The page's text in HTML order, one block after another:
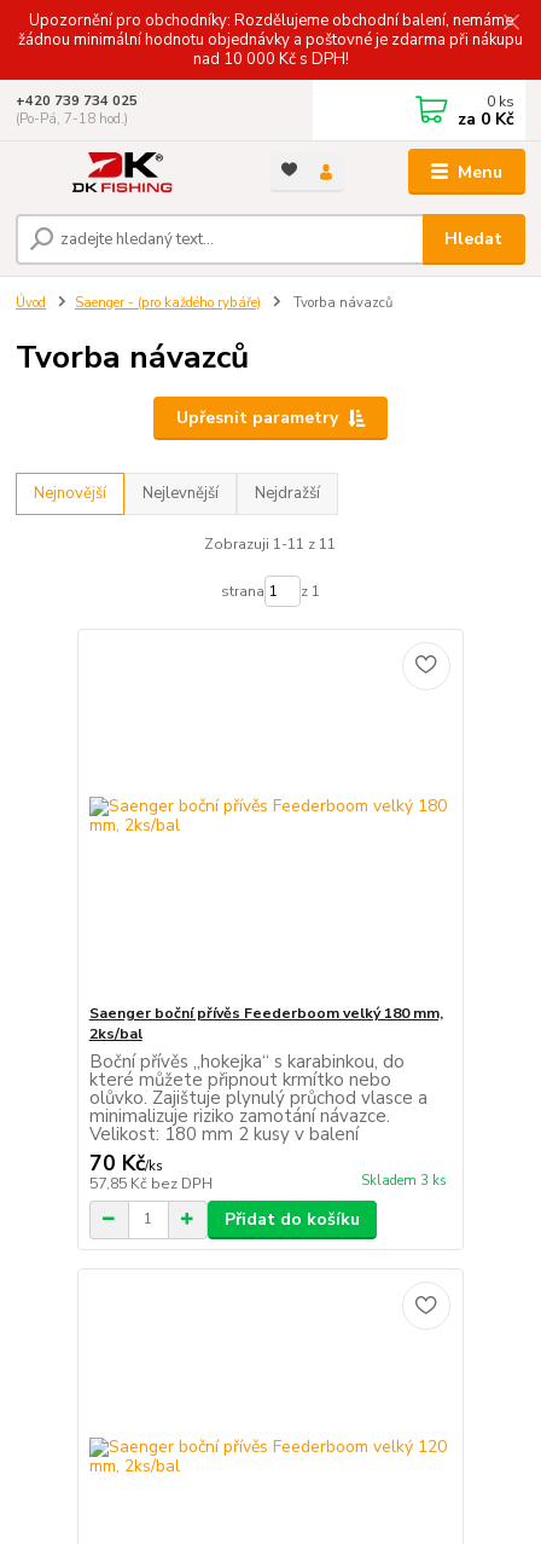
Upozornění pro obchodníky: Rozdělujeme obchodní balení, nemáme
žádnou minimální hodnotu objednávky a poštovné je zdarma při nákupu
nad 10 000 Kč s DPH!
Menu
Hledat
+420 739 734 025
(Po-Pá, 7-18 hod.)
0 ks
za 0 Kč
Úvod Saenger - (pro každého rybáře) Tvorba návazců
Tvorba návazců
Upřesnit parametry
Nejnovější Nejlevnější Nejdražší
Zobrazuji 1-11 z 11
strana z 1
Saenger boční přívěs Feederboom velký 180 mm,
2ks/bal
Boční přívěs „hokejka“ s karabinkou, do
které můžete připnout krmítko nebo
olůvko. Zajištuje plynulý průchod vlasce a
minimalizuje riziko zamotání návazce.
Velikost: 180 mm 2 kusy v balení
70 Kč/ks
57,85 Kč bez DPH Skladem 3 ks
Přidat do košíku